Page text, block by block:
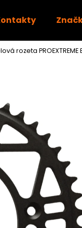
rozeta PROEXTREME
Co